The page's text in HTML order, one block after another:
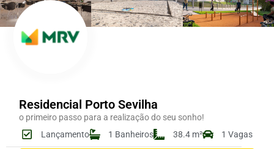
Residencial Porto Sevilha
o primeiro passo para a realização do seu sonho!
Lançamento
1 Banheiros 38.4 m² 1 Vagas